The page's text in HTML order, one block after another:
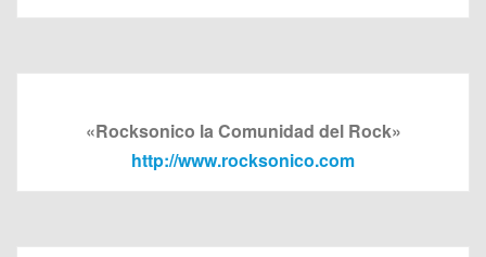
«Rocksonico la Comunidad del Rock»
http://www.rocksonico.com